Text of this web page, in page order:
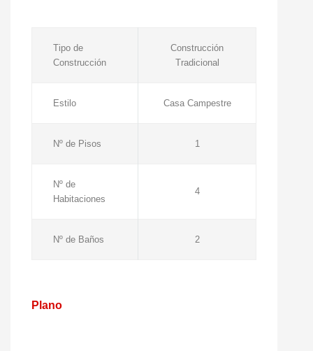
Tipo de
Construcción
Construcción
Tradicional
Estilo Casa Campestre
Nº de Pisos 1
Nº de
Habitaciones
4
Nº de Baños 2
Plano